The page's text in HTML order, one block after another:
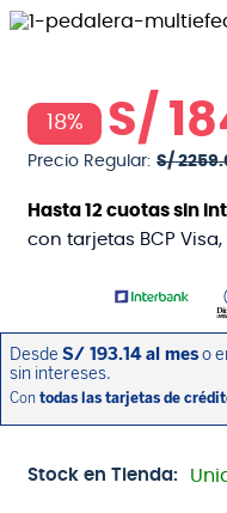
18% S/
Precio Regular: S/ 2259.
Hasta12 cuotas sin
con tarjetas BCP Visa,
Stock en Tienda: